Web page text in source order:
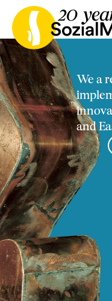
HU SK SL
Projekty
We a
and